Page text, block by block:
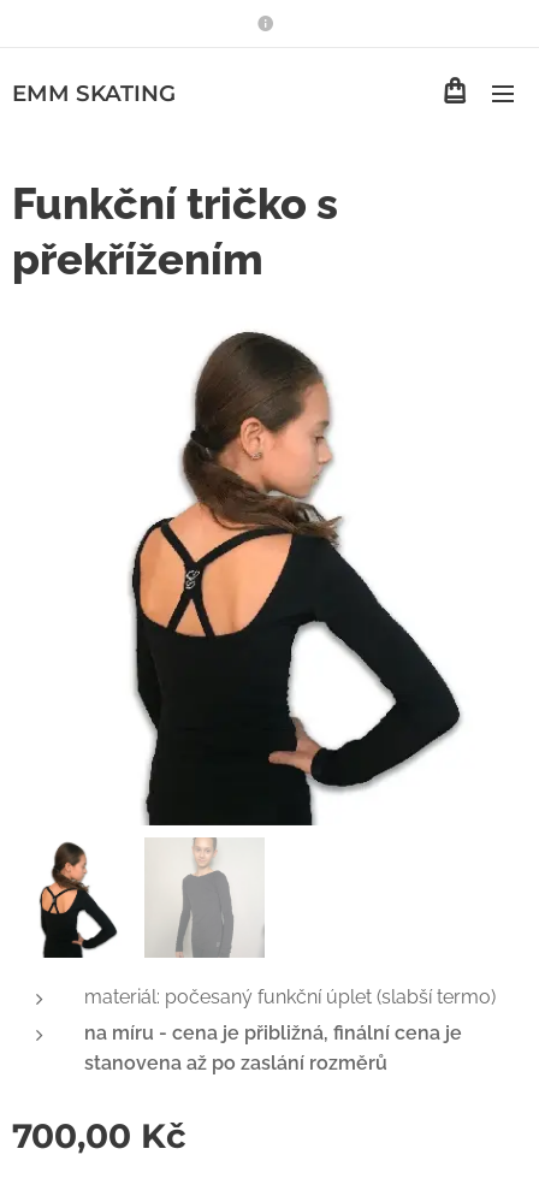
EMM SKATING
Funkční tričko s
překřížením
materiál: počesaný funkční úplet (slabší termo)
na míru - cena je přibližná, finální cena je
stanovena až po zaslání rozměrů
700,00 Kč